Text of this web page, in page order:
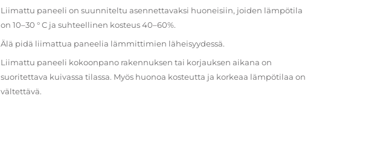
Liimattu paneeli on suunniteltu asennettavaksi huoneisiin, joiden lämpötila
on 10–30 ° C ja suhteellinen kosteus 40–60%.
Älä pidä liimattua paneelia lämmittimien läheisyydessä.
Liimattu paneeli kokoonpano rakennuksen tai korjauksen aikana on
suoritettava kuivassa tilassa. Myös huonoa kosteutta ja korkeaa lämpötilaa on
vältettävä.